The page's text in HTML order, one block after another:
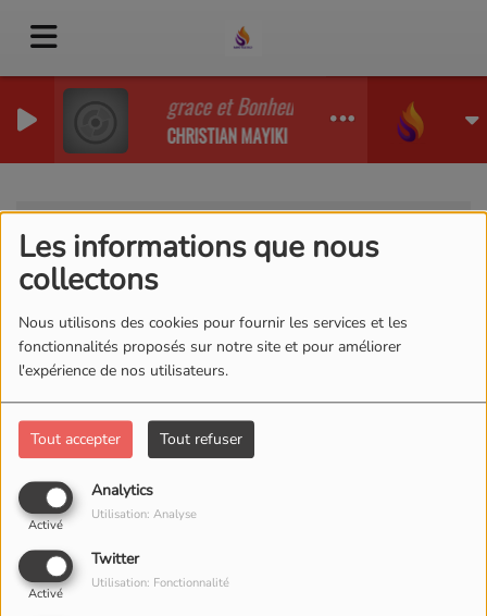
Les informations que nous
collectons
Nous utilisons des cookies pour fournir les services et les
fonctionnalités proposés sur notre site et pour améliorer
l'expérience de nos utilisateurs.
Tout accepter Tout refuser
Analytics
Activé
Utilisation: Analyse
Twitter
Activé
Utilisation: Fonctionnalité
grace et Bonheur Priere matinale
CHRISTIAN MAYIKI
Témoignage
Témoignage
MORTE DANS LE COMA
! JÉSUS-CHRIST M'A